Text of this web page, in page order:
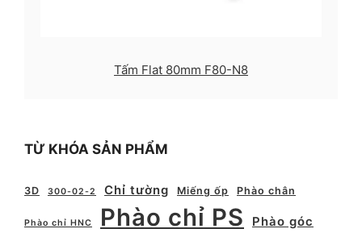
Tấm Flat 80mm F80-N8
TỪ KHÓA SẢN PHẨM
3D 300-02-2 Chỉ tường Miếng ốp Phào chân
Phào chỉ HNC Phào chỉ PS
Phào góc